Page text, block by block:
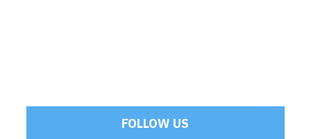
FOLLOW US